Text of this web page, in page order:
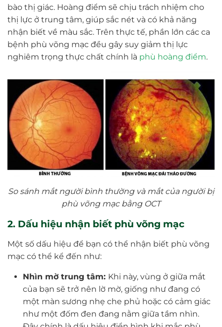
bào thị giác. Hoàng điểm sẽ chịu trách nhiệm cho
thị lực ở trung tâm, giúp sắc nét và có khả năng
nhận biết về màu sắc. Trên thực tế, phần lớn các ca
bệnh phù võng mạc đều gây suy giảm thị lực
nghiêm trọng thực chất chính là phù hoàng điểm.
So sánh mắt người bình thường và mắt của người bị
phù võng mạc bằng OCT
2. Dấu hiệu nhận biết phù võng mạc
Một số dấu hiệu để bạn có thể nhận biết phù võng
mạc có thể kể đến như:
Nhìn mờ trung tâm: Khi này, vùng ở giữa mắt
của bạn sẽ trở nên lờ mờ, giống như đang có
một màn sương nhẹ che phủ hoặc có cảm giác
như một đốm đen đang nằm giữa tầm nhìn.